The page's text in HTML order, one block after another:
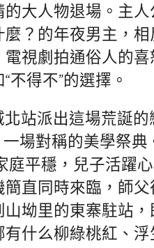
大人物退場。主
？的年夜男主，相
視劇拍通俗人的
不得不”的選擇。
北站派出這場荒誕
場對稱的美學祭
庭平穩，兒子活躍
直同時來臨，師
坳里的東寨駐站
有什么柳綠桃紅、